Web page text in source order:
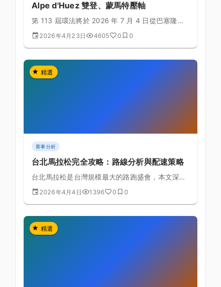
Alpe d'Huez 雙登、蒙馬特壓軸
第 113 屆環法將於 2026 年 7 月 4 日從巴塞隆納
開賽，全長 3333 公里、爬升 54,450 公尺，睽違
47 年再度安排 Alpe d'Huez 連續兩天登頂。
2026年4月23日 4605 0 0
精選
賽事分析
台北馬拉松完全攻略：路線分析與配速策略
台北馬拉松是台灣規模最大的路跑盛會，本文深入
分析賽道各段路線特性、東北季風應對策略與各目
標配速的比賽攻略。
2026年4月4日 1396 0 0
精選